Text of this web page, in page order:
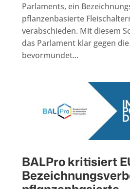
Parlaments, ein
pflanzenbasierte
verabschieden. Mit diesem
das Parlament klar gegen
bevormundet...
BALPro kritisiert